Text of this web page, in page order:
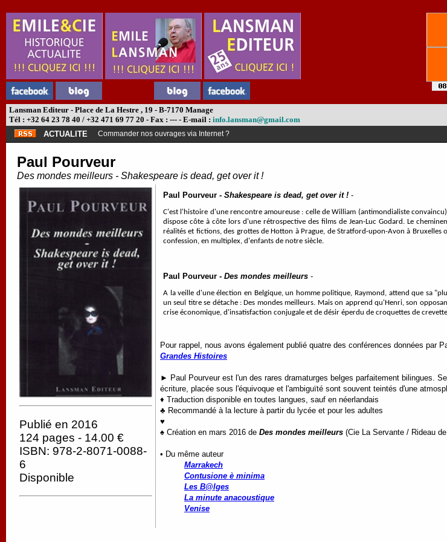
Lansman Editeur - Place de La Hestre , 19 - B-7170 Manage
Tél : +32 64 23 78 40 / +32 471 69 77 20 - Fax : --- - E-mail : info.lansman@gmail.com
ACTUALITE Commander nos ouvrages via Internet ?
Paul Pourveur
Des mondes meilleurs - Shakespeare is dead, get over it !
Publié en 2016
124 pages - 14.00 €
ISBN: 978-2-8071-0088-
6
Disponible
Paul Pourveur - Shakespeare is dead, get over it ! -
C'est l'histoire d'une rencontre amoureuse : celle de William (antimondialiste
dispose côte à côte lors d'une rétrospective des films de Jean-Luc Godard. Le
réalités et fictions, des grottes de Hotton à Prague, de Stratford-upon-Avon à
confession, en multiplex, d'enfants de notre siècle.
Paul Pourveur - Des mondes meilleurs -
A la veille d'une élection en Belgique, un homme politique, Raymond, attend que sa
un seul titre se détache : Des mondes meilleurs. Mais on apprend qu'Henri, son
crise économique, d'insatisfaction conjugale et de désir éperdu de croquettes de
Pour rappel, nous avons également publié quatre des conférences données par
Grandes Histoires
► Paul Pourveur est l'un des rares dramaturges belges parfaitement bilingues.
écriture, placée sous l'équivoque et l'ambiguïté sont souvent teintés d'une
♦ Traduction disponible en toutes langues, sauf en néerlandais
♣ Recommandé à la lecture à partir du lycée et pour les adultes
♥
♠ Création en mars 2016 de Des mondes meilleurs (Cie La Servante / Rideau
• Du même auteur
Marrakech
Contusione è minima
Les B@lges
La minute anacoustique
Venise